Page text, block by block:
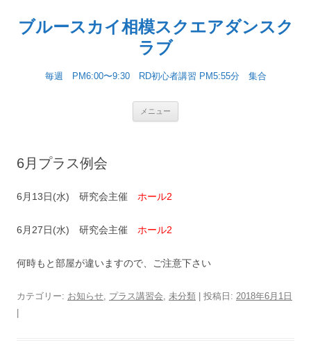
ブルースカイ相模スクエアダンスク
ラブ
毎週 PM6:00〜9:30 RD初心者講習 PM5:55分 集合
メニュー
6月プラス例会
6月13日(水) 研究会主催 ホール2
6月27日(水) 研究会主催 ホール2
何時もと部屋が違いますので、ご注意下さい
カテゴリー: お知らせ, プラス講習会, 未分類 | 投稿日: 2018年6月1日